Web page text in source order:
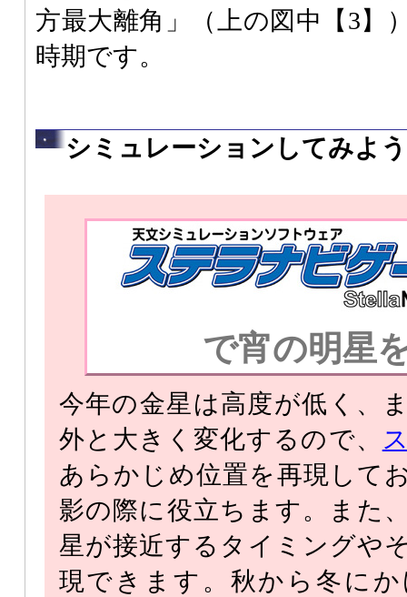
方最大離角」（上の図中【3】
時期です。
シミュレーションしてみよう
で宵の明星
今年の金星は高度が低く、
外と大きく変化するので、
あらかじめ位置を再現して
影の際に役立ちます。また
星が接近するタイミングや
現できます。秋から冬に